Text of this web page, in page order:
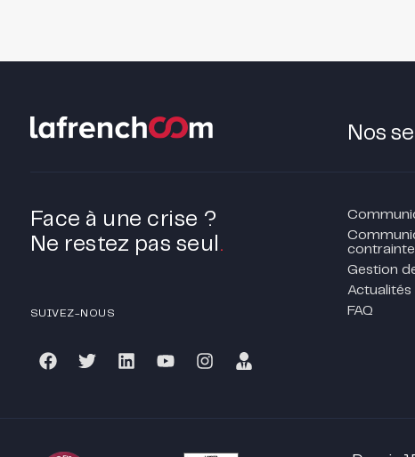
Face à une crise ?
Ne restez pas seul .
SUIVEZ-NOUS
Nos
Gestion
Actualités
FAQ